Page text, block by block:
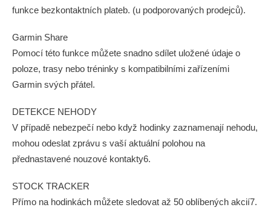
funkce bezkontaktních plateb. (u podporovaných prodejců).
Garmin Share
Pomocí této funkce můžete snadno sdílet uložené údaje o
poloze, trasy nebo tréninky s kompatibilními zařízeními
Garmin svých přátel.
DETEKCE NEHODY
V případě nebezpečí nebo když hodinky zaznamenají nehodu,
mohou odeslat zprávu s vaší aktuální polohou na
přednastavené nouzové kontakty6.
STOCK TRACKER
Přímo na hodinkách můžete sledovat až 50 oblíbených akcií7.